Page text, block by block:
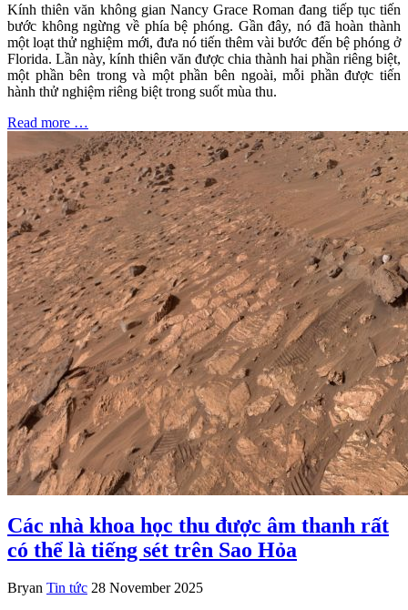
Kính thiên văn không gian Nancy Grace Roman đang tiếp tục tiến
bước không ngừng về phía bệ phóng. Gần đây, nó đã hoàn thành
một loạt thử nghiệm mới, đưa nó tiến thêm vài bước đến bệ phóng ở
Florida. Lần này, kính thiên văn được chia thành hai phần riêng biệt,
một phần bên trong và một phần bên ngoài, mỗi phần được tiến
hành thử nghiệm riêng biệt trong suốt mùa thu.
Read more …
Các nhà khoa học thu được âm thanh rất
có thể là tiếng sét trên Sao Hỏa
Bryan Tin tức 28 November 2025